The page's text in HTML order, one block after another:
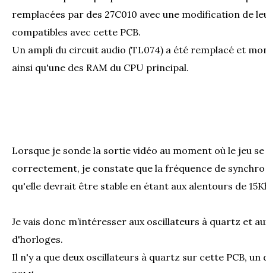
remplacées par des 27C010 avec une modification de
compatibles avec cette PCB.
Un ampli du circuit audio (TL074) a été remplacé et
ainsi qu'une des RAM du CPU principal.
Lorsque je sonde la sortie vidéo au moment où le jeu
correctement, je constate que la fréquence de
qu'elle devrait être stable en étant aux alentours de
Je vais donc m’intéresser aux oscillateurs à quartz et
d'horloges.
Il n'y a que deux oscillateurs à quartz sur cette PCB, un